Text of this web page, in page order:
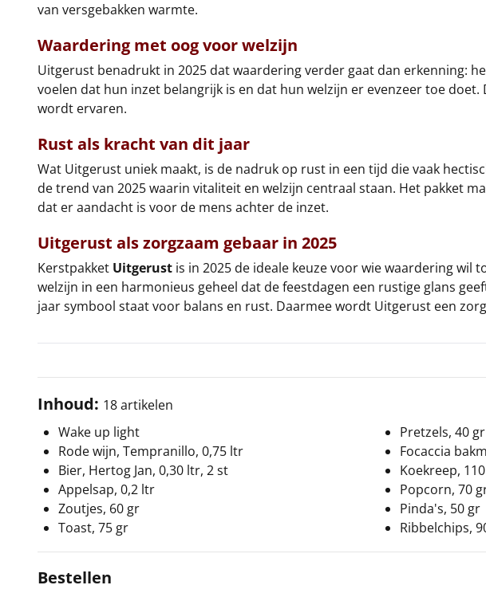
van versgebakken warmte.
Waardering met oog voor welzijn
Uitgerust benadrukt in 2025 dat waardering verder gaat dan erkenning:
voelen dat hun inzet belangrijk is en dat hun welzijn er evenzeer toe
wordt ervaren.
Rust als kracht van dit jaar
Wat Uitgerust uniek maakt, is de nadruk op rust in een tijd die vaak
de trend van 2025 waarin vitaliteit en welzijn centraal staan. Het pakket
dat er aandacht is voor de mens achter de inzet.
Uitgerust als zorgzaam gebaar in 2025
Kerstpakket Uitgerust is in 2025 de ideale keuze voor wie waardering
welzijn in een harmonieus geheel dat de feestdagen een rustige glans
jaar symbool staat voor balans en rust. Daarmee wordt Uitgerust een
Inhoud: 18 artikelen
Wake up light
Rode wijn, Tempranillo, 0,75 ltr
Bier, Hertog Jan, 0,30 ltr, 2 st
Appelsap, 0,2 ltr
Zoutjes, 60 gr
Toast, 75 gr
Pretzels, 40 gr
Focaccia
Koekreep,
Popcorn, 70
Pinda's, 50 gr
Ribbelchips,
Bestellen